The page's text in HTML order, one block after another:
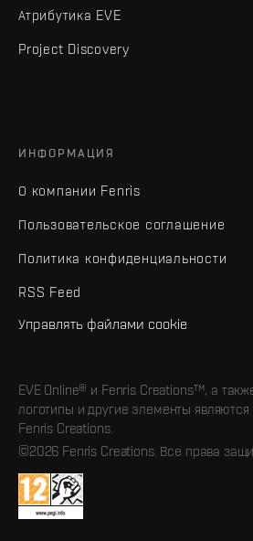
Атрибутика EVE
Project Discovery
ИНФОРМАЦИЯ
О компании Fenris
Пользовательское соглашение
Политика конфиденциальности
RSS Feed
Управлять файлами cookie
EVE Online® и Fenris Creations™, а
логотипы и другие элементы
Fenris Creations.
©2026 Fenris Creations. Все права